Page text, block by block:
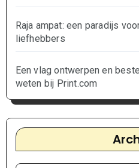
Raja ampat: een paradijs
liefhebbers
Een vlag ontwerpen en
weten bij Print.com